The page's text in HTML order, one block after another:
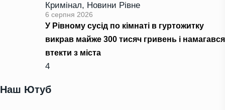
Кримінал, Новини Рівне
6 серпня 2026
У Рівному сусід по кімнаті в гуртожитку
викрав майже 300 тисяч гривень і намагався
втекти з міста
4
Наш Ютуб